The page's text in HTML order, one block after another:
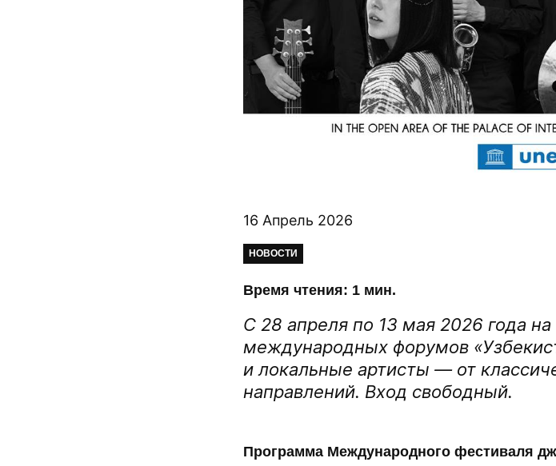
16 Апрель 2026
НОВОСТИ
Время чтения: 1 мин.
С 28 апреля по 13 мая 2026 года
международных форумов
и локальные артисты — от
направлений. Вход свободный.
Программа Международного фестиваля